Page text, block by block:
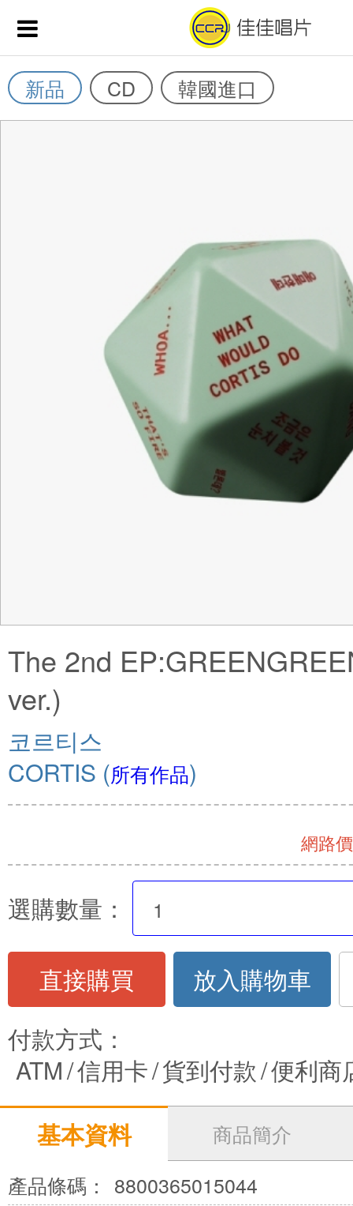
新品 CD 韓國進口
The 2nd
ver.)
코르티스
CORTIS (所有作品)
網路
選購數量：
直接購買
放入購物車
付款方式：
ATM/信用卡/貨到付款/便利商
基本資料
商品簡介
產品條碼：
8800365015044